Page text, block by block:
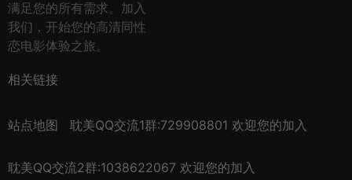
满足您的所有需求。加入
我们，开始您的高清同性
恋电影体验之旅。
相关链接
站点地图 耽美QQ交流1群:729908801 欢迎您的加入
耽美QQ交流2群:1038622067 欢迎您的加入